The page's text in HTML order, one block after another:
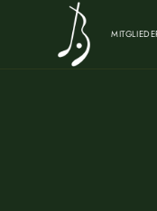
Zum Inhalt springen